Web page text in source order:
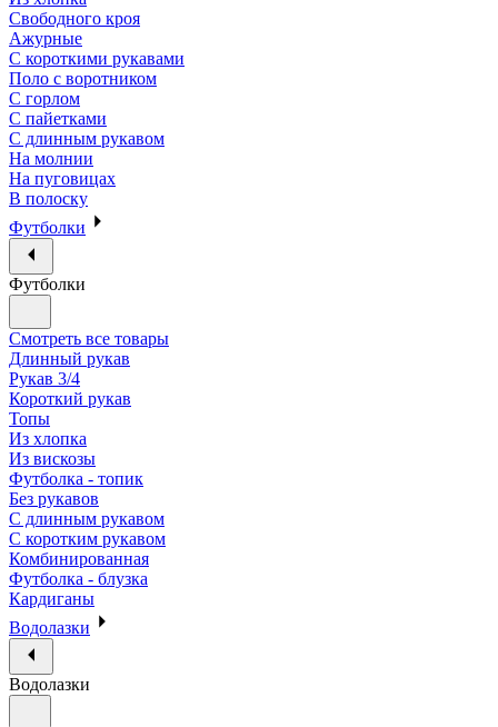
Свободного кроя
Ажурные
С короткими рукавами
Поло с воротником
С горлом
С пайетками
С длинным рукавом
На молнии
На пуговицах
В полоску
Футболки
Футболки
Смотреть все товары
Длинный рукав
Рукав 3/4
Короткий рукав
Топы
Из хлопка
Из вискозы
Футболка - топик
Без рукавов
С длинным рукавом
С коротким рукавом
Комбинированная
Футболка - блузка
Кардиганы
Водолазки
Водолазки